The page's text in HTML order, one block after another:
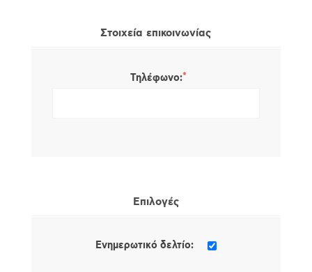
Στοιχεία επικοινωνίας
Τηλέφωνο:*
Επιλογές
Ενημερωτικό δελτίο: